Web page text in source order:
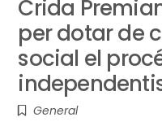
Crida
per dotar de
social el
General